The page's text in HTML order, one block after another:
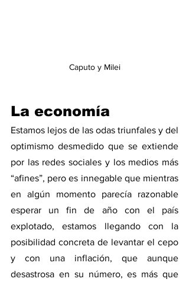
Caputo y Milei
La economía
Estamos lejos de las odas triunfales y del
optimismo desmedido que se extiende
por las redes sociales y los medios más
“afines”, pero es innegable que mientras
en algún momento parecía razonable
esperar un fin de año con el país
explotado, estamos llegando con la
posibilidad concreta de levantar el cepo
y con una inflación, que aunque
desastrosa en su número, es más que